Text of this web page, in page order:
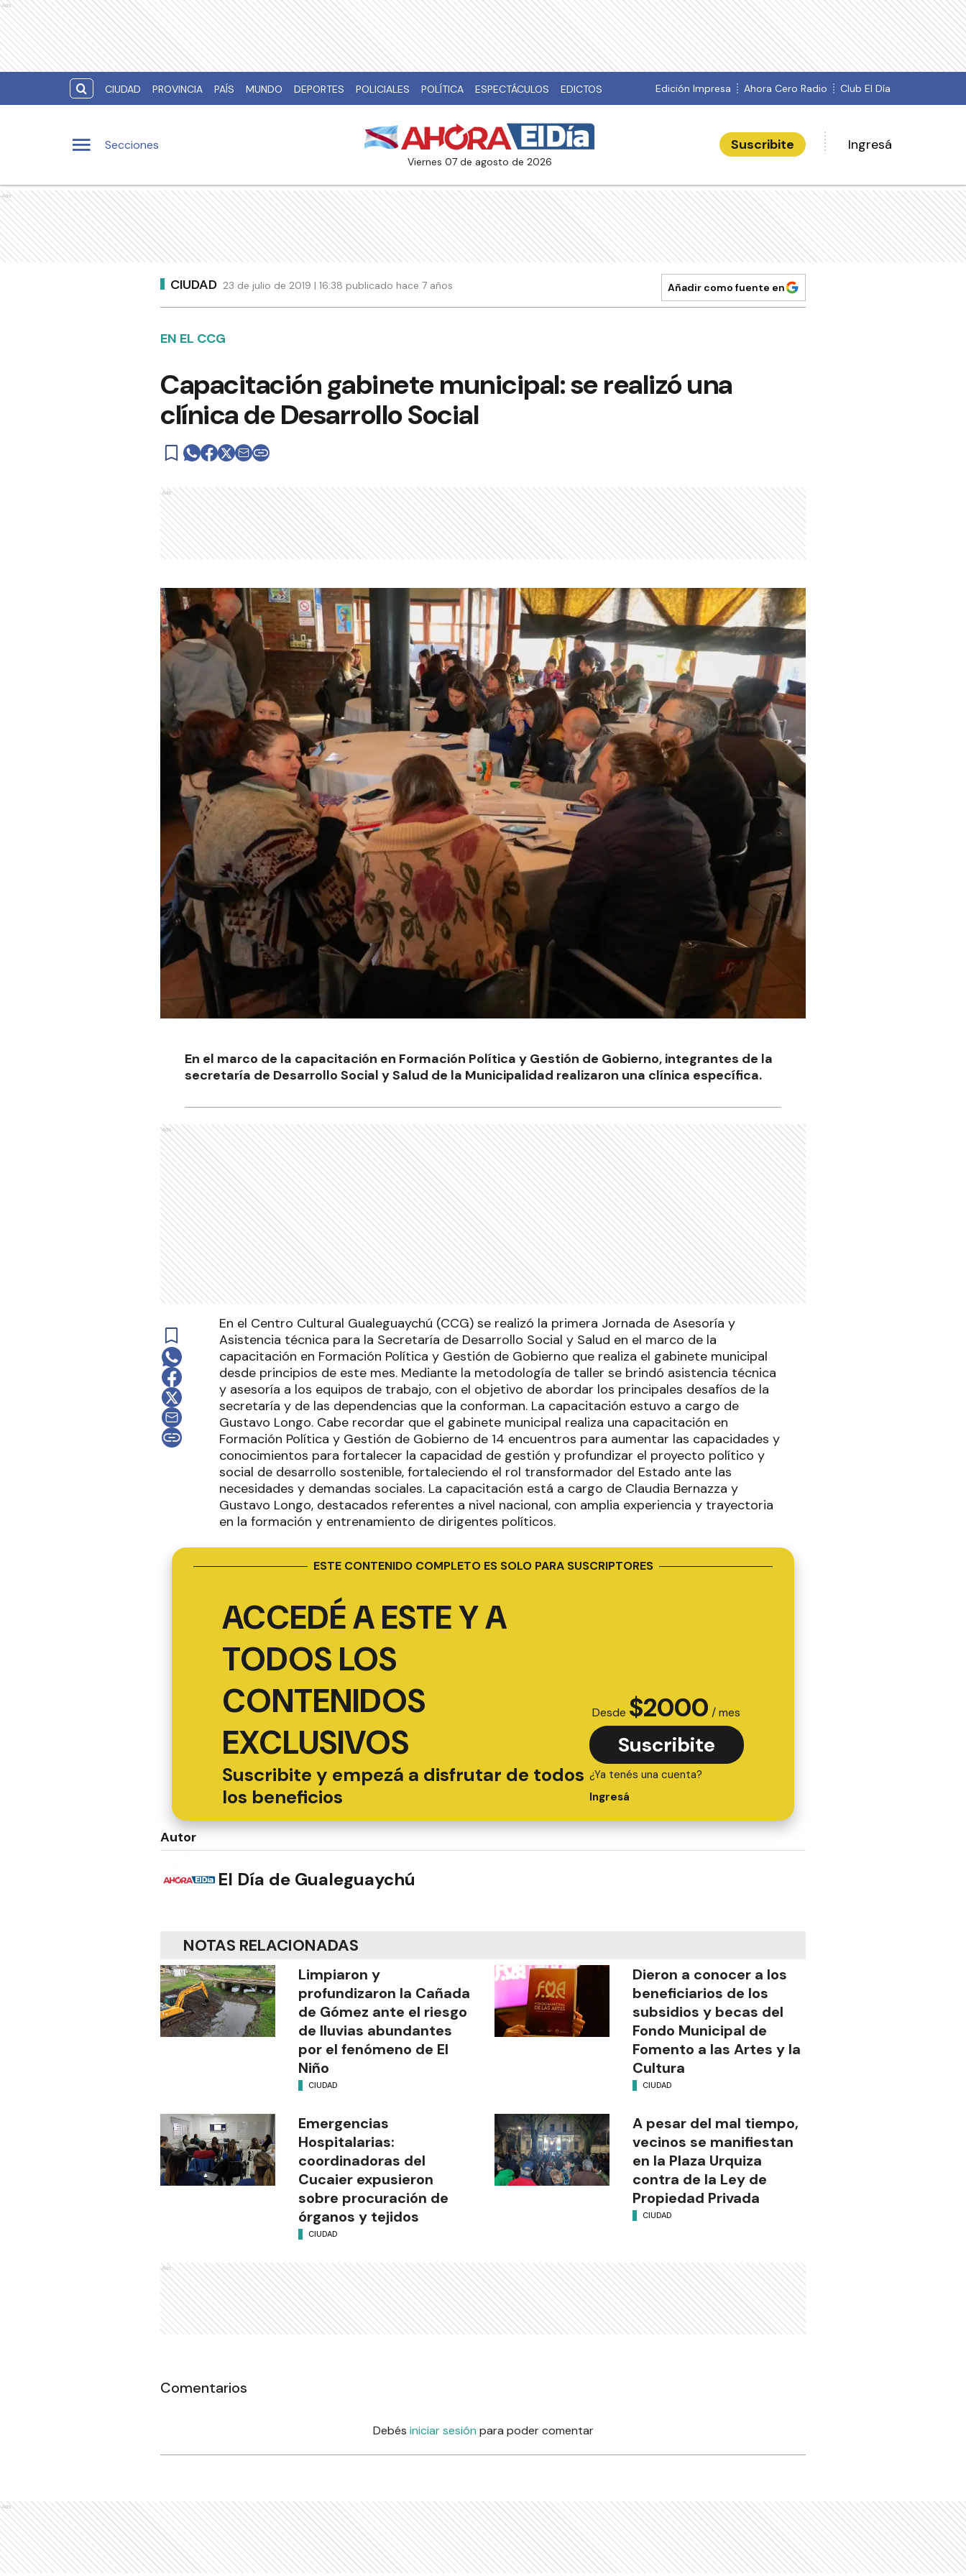
Ads
CIUDAD PROVINCIA PAÍS MUNDO DEPORTES POLICIALES POLÍTICA ESPECTÁCULOS EDICTOS Edición Impresa Ahora Cero Radio Club El Día
Secciones
viernes 07 de agosto de 2026
Suscribite Ingresá
Ads
CIUDAD 23 de julio de 2019 | 16:38 publicado hace 7 años Añadir como fuente en
EN EL CCG
Capacitación gabinete municipal: se realizó una
clínica de Desarrollo Social
Ads
En el marco de la capacitación en Formación Política y Gestión de Gobierno, integrantes de la
secretaría de Desarrollo Social y Salud de la Municipalidad realizaron una clínica específica.
Ads
En el Centro Cultural Gualeguaychú (CCG) se realizó la primera Jornada de Asesoría y
Asistencia técnica para la Secretaría de Desarrollo Social y Salud en el marco de la
capacitación en Formación Política y Gestión de Gobierno que realiza el gabinete municipal
desde principios de este mes. Mediante la metodología de taller se brindó asistencia técnica
y asesoría a los equipos de trabajo, con el objetivo de abordar los principales desafíos de la
secretaría y de las dependencias que la conforman. La capacitación estuvo a cargo de
Gustavo Longo. Cabe recordar que el gabinete municipal realiza una capacitación en
Formación Política y Gestión de Gobierno de 14 encuentros para aumentar las capacidades y
conocimientos para fortalecer la capacidad de gestión y profundizar el proyecto político y
social de desarrollo sostenible, fortaleciendo el rol transformador del Estado ante las
necesidades y demandas sociales. La capacitación está a cargo de Claudia Bernazza y
Gustavo Longo, destacados referentes a nivel nacional, con amplia experiencia y trayectoria
en la formación y entrenamiento de dirigentes políticos.
ESTE CONTENIDO COMPLETO ES SOLO PARA SUSCRIPTORES
ACCEDÉ A ESTE Y A
TODOS LOS
CONTENIDOS
EXCLUSIVOS
Suscribite y empezá a disfrutar de todos
los beneficios
Desde $2000 / mes
Suscribite
¿Ya tenés una cuenta?
Ingresá
Autor
El Día de Gualeguaychú
NOTAS RELACIONADAS
Limpiaron y
profundizaron la Cañada
de Gómez ante el riesgo
de lluvias abundantes
por el fenómeno de El
Niño
CIUDAD
Dieron a conocer a los
beneficiarios de los
subsidios y becas del
Fondo Municipal de
Fomento a las Artes y la
Cultura
CIUDAD
Emergencias
Hospitalarias:
coordinadoras del
Cucaier expusieron
sobre procuración de
órganos y tejidos
CIUDAD
A pesar del mal tiempo,
vecinos se manifiestan
en la Plaza Urquiza
contra de la Ley de
Propiedad Privada
CIUDAD
Ads
Comentarios
Debés iniciar sesión para poder comentar
Ads